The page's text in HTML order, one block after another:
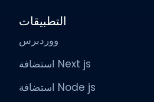
التطبيقات
ووردبرس
استضافة Next js
استضافة Node js